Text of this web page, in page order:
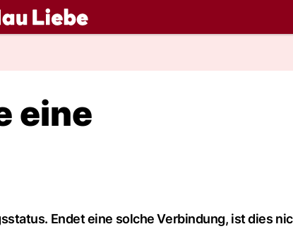
eine
Endet eine solche Verbindung, ist dies